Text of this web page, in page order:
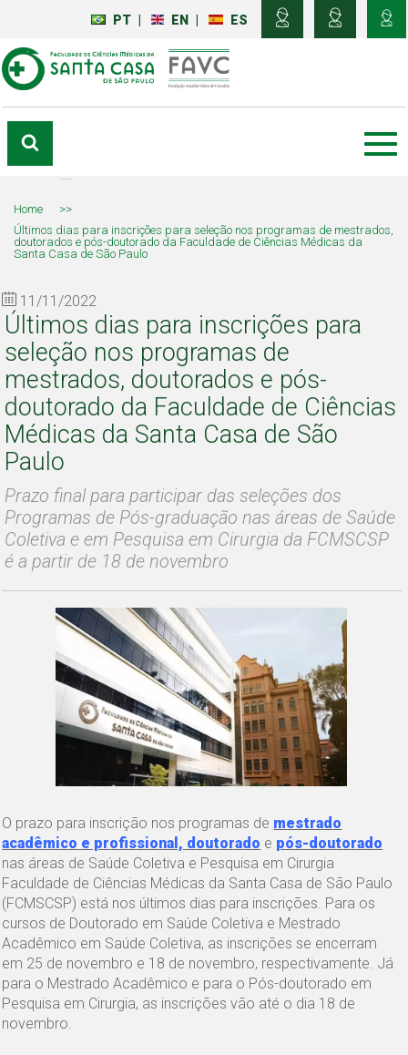
PT EN ES
Home
>>
Últimos dias para inscrições para seleção nos programas de mestrados,
doutorados e pós-doutorado da Faculdade de Ciências Médicas da
Santa Casa de São Paulo
11/11/2022
Últimos dias para inscrições para
seleção nos programas de
mestrados, doutorados e pós-
doutorado da Faculdade de Ciências
Médicas da Santa Casa de São
Paulo
Prazo final para participar das seleções dos
Programas de Pós-graduação nas áreas de Saúde
Coletiva e em Pesquisa em Cirurgia da FCMSCSP
é a partir de 18 de novembro
O prazo para inscrição nos programas de mestrado
acadêmico e profissional, doutorado e pós-doutorado
nas áreas de Saúde Coletiva e Pesquisa em Cirurgia
Faculdade de Ciências Médicas da Santa Casa de São Paulo
(FCMSCSP) está nos últimos dias para inscrições. Para os
cursos de Doutorado em Saúde Coletiva e Mestrado
Acadêmico em Saúde Coletiva, as inscrições se encerram
em 25 de novembro e 18 de novembro, respectivamente. Já
para o Mestrado Acadêmico e para o Pós-doutorado em
Pesquisa em Cirurgia, as inscrições vão até o dia 18 de
novembro.